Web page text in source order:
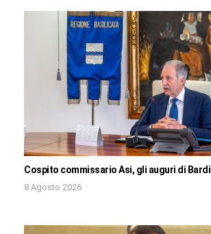
Cospito commissario Asi, gli auguri di Bardi
8 Agosto 2026